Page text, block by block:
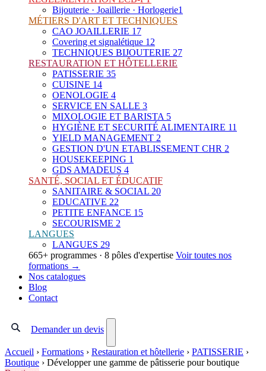
Bijouterie · Joaillerie · Horlogerie1
MÉTIERS D'ART ET TECHNIQUES
CAO JOAILLERIE 17
Covering et signalétique 12
TECHNIQUES BIJOUTERIE 27
RESTAURATION ET HÔTELLERIE
PATISSERIE 35
CUISINE 14
OENOLOGIE 4
SERVICE EN SALLE 3
MIXOLOGIE ET BARISTA 5
HYGIÈNE ET SECURITÉ ALIMENTAIRE 11
YIELD MANAGEMENT 2
GESTION D'UN ETABLISSEMENT CHR 2
HOUSEKEEPING 1
GDS AMADEUS 4
SANTÉ, SOCIAL ET ÉDUCATIF
SANITAIRE & SOCIAL 20
EDUCATIVE 22
PETITE ENFANCE 15
SECOURISME 2
LANGUES
LANGUES 29
665+ programmes · 8 pôles d'expertise Voir toutes nos
formations →
Nos catalogues
Blog
Contact
Demander un devis
Accueil › Formations › Restauration et hôtellerie › PATISSERIE ›
Boutique › Développer une gamme de pâtisserie pour boutique